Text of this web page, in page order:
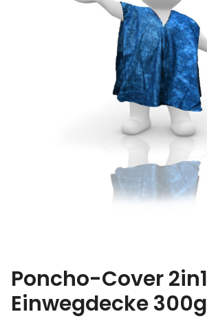
Poncho-Cover 2in1
Einwegdecke 300g